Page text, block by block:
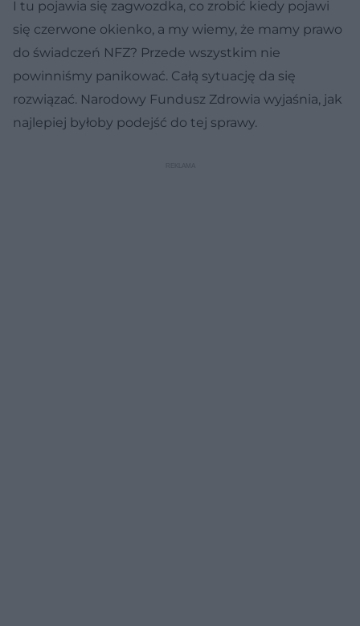
I tu pojawia się zagwozdka, co zrobić kiedy pojawi
się czerwone okienko, a my wiemy, że mamy prawo
do świadczeń NFZ? Przede wszystkim nie
powinniśmy panikować. Całą sytuację da się
rozwiązać. Narodowy Fundusz Zdrowia wyjaśnia, jak
najlepiej byłoby podejść do tej sprawy.